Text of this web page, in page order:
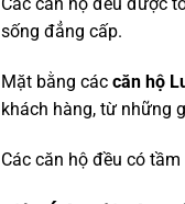
sống đẳng cấp.
Mặt bằng các căn hộ
khách hàng, từ những
Các căn hộ đều có